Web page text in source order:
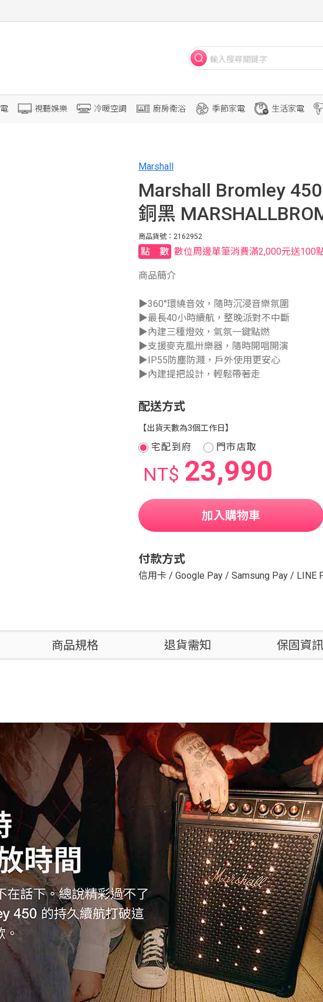
視聽娛樂 冷暖空調 廚房衛浴 季節家電 生活家電
Marshall
Marshall Bromley
銅黑
商品貨號：2162952
點數 數位周邊單筆消費滿2,000元送100
商品簡介
▶360°環繞音效，隨時沉浸音樂氛圍
▶最長40小時續航，整晚派對不中斷
▶內建三種燈效，氣氛一鍵點燃
▶支援麥克風卅樂器，隨時開唱開演
▶IP55防塵防濺，戶外使用更安心
▶內建提把設計，輕鬆帶著走
配送方式
【出貨天數為3個工作日】
宅配到府 門市店取
NT$ 23,990
加入購物車
付款方式
信用卡 / Google Pay / Samsung Pay / LINE
商品規格 退貨需知 保固資訊